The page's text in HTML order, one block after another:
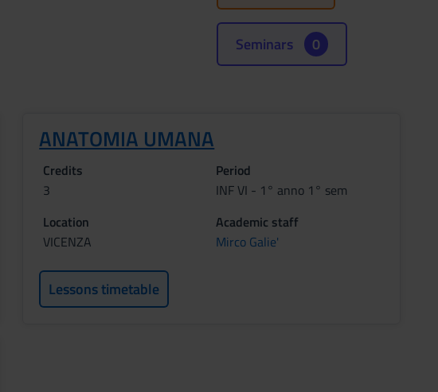
Seminars 0
ANATOMIA UMANA
Credits
3
Period
INF VI - 1° anno 1° sem
Location
VICENZA
Academic staff
Mirco Galie'
Lessons timetable